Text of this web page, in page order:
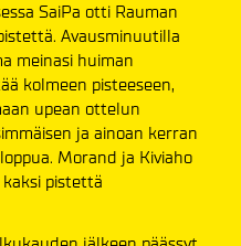
SaiPa otti Rauman
Avausminuutilla
meinasi huiman
kolmeen pisteeseen,
upean ottelun
ja ainoan kerran
Morand ja Kiviaho
pistettä